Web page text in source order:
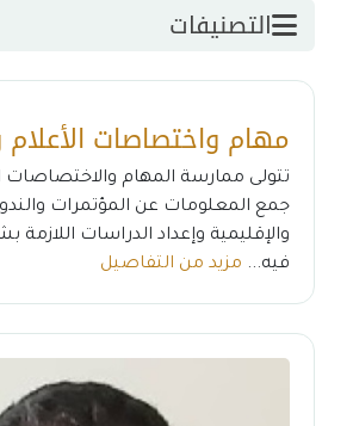
التصنيفات
مهام واختصاصات الأعلام
جمع المعلومات عن المؤتمرات
والإقليمية وإعداد الدراسات اللازمة
فيه... مزيد من التفاصيل